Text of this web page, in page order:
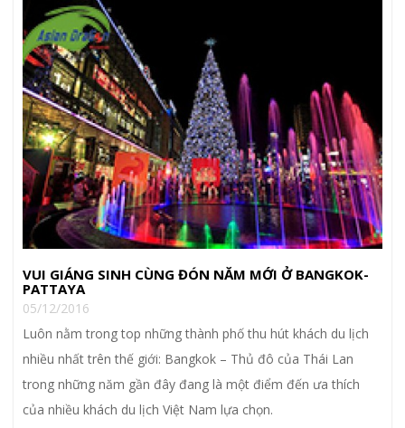
VUI GIÁNG SINH CÙNG ĐÓN NĂM MỚI Ở BANGKOK-
PATTAYA
05/12/2016
Luôn nằm trong top những thành phố thu hút khách du lịch
nhiều nhất trên thế giới: Bangkok – Thủ đô của Thái Lan
trong những năm gần đây đang là một điểm đến ưa thích
của nhiều khách du lịch Việt Nam lựa chọn.